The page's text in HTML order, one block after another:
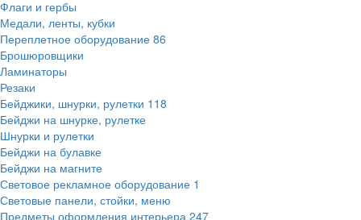
Флаги и гербы
Медали, ленты, кубки
Переплетное оборудование 86
Брошюровщики
Ламинаторы
Резаки
Бейджики, шнурки, рулетки 118
Бейджи на шнурке, рулетке
Шнурки и рулетки
Бейджи на булавке
Бейджи на магните
Световое рекламное оборудование 1
Световые панели, стойки, меню
Предметы оформления интерьера 247